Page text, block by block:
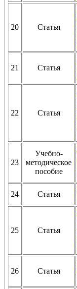
20 Статья
21 Статья
22 Статья
23
Учебно-
методическое
пособие
24 Статья
25 Статья
26 Статья